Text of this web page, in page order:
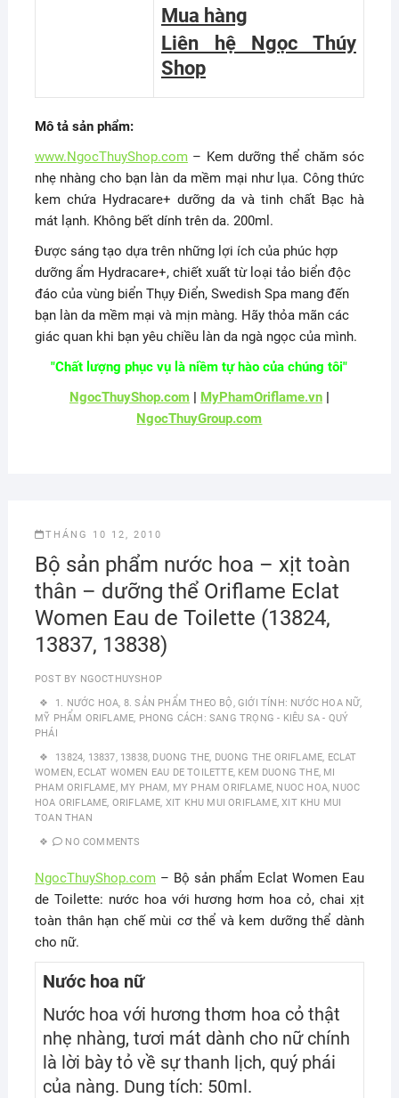
Mua hàng
Liên hệ Ngọc Thúy
Shop
Mô tả sản phẩm:
www.NgocThuyShop.com– Kem dưỡng thể chăm sóc
nhẹ nhàng cho bạn làn da mềm mại như lụa. Công thức
kem chứa Hydracare+ dưỡng da và tinh chất Bạc hà
mát lạnh. Không bết dính trên da. 200ml.
Được sáng tạo dựa trên những lợi ích của phúc hợp
dưỡng ẩm Hydracare+, chiết xuất từ loại tảo biển độc
đáo của vùng biển Thụy Điển, Swedish Spa mang đến
bạn làn da mềm mại và mịn màng. Hãy thỏa mãn các
giác quan khi bạn yêu chiều làn da ngà ngọc của mình.
"Chất lượng phục vụ là niềm tự hào của chúng tôi"
NgocThuyShop.com| MyPhamOriflame.vn|
NgocThuyGroup.com
THÁNG 10 12, 2010
Bộ sản phẩm nước hoa – xịt toàn
thân – dưỡng thể Oriflame Eclat
Women Eau de Toilette (13824,
13837, 13838)
POST BY NGOCTHUYSHOP
1. NƯỚC HOA, 8. SẢN PHẨM THEO BỘ, GIỚI TÍNH: NƯỚC HOA NỮ,
MỸ PHẨM ORIFLAME, PHONG CÁCH: SANG TRỌNG - KIÊU SA - QUÝ
PHÁI
13824, 13837, 13838, DUONG THE, DUONG THE ORIFLAME, ECLAT
WOMEN, ECLAT WOMEN EAU DE TOILETTE, KEM DUONG THE, MI
PHAM ORIFLAME, MY PHAM, MY PHAM ORIFLAME, NUOC HOA, NUOC
HOA ORIFLAME, ORIFLAME, XIT KHU MUI ORIFLAME,XIT KHU MUI
TOAN THAN
NO COMMENTS
NgocThuyShop.com– Bộ sản phẩm Eclat Women Eau
de Toilette: nước hoa với hương hơm hoa cỏ, chai xịt
toàn thân hạn chế mùi cơ thể và kem dưỡng thể dành
cho nữ.
Nước hoa nữ
Nước hoa với hương thơm hoa cỏ thật
nhẹ nhàng, tươi mát dành cho nữ chính
là lời bày tỏ về sự thanh lịch, quý phái
của nàng. Dung tích: 50ml.